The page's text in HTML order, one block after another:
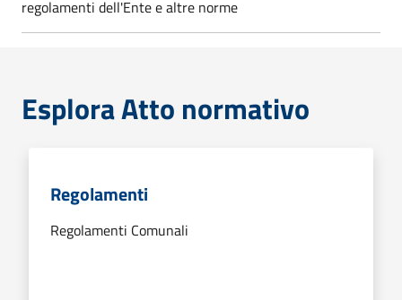
regolamenti dell'Ente e altre norme
Esplora Atto normativo
Regolamenti
Regolamenti Comunali